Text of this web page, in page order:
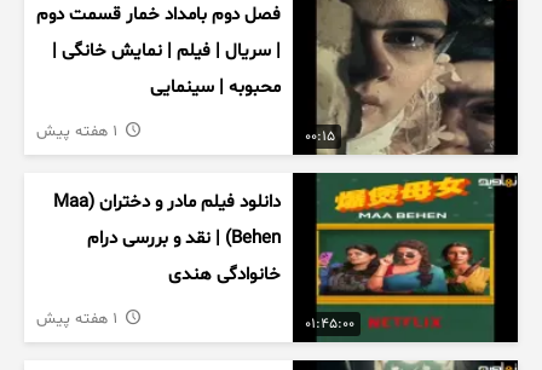
00:15
فصل دوم بامداد خمار قسمت دوم
| سریال | فیلم | نمایش خانگی |
محبوبه | سینمایی
01:45:00
دانلود فیلم مادر و دختران (Maa
Behen) | نقد و بررسی درام
خانوادگی هندی